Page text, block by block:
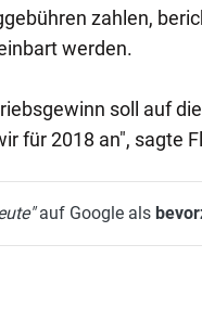
zahlen,
werden.
soll auf
für 2018 an", sagte
auf Google als